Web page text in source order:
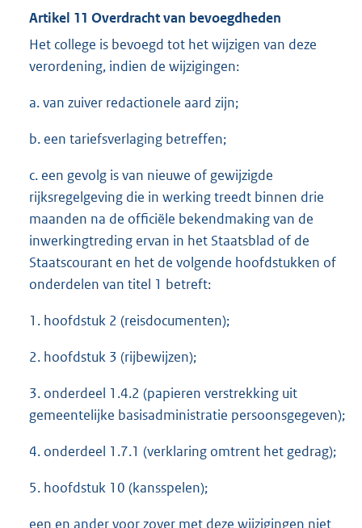
Artikel 11 Overdracht van bevoegdheden
Het college is bevoegd tot het wijzigen van deze
verordening, indien de wijzigingen:
a. van zuiver redactionele aard zijn;
b. een tariefsverlaging betreffen;
c. een gevolg is van nieuwe of gewijzigde
rijksregelgeving die in werking treedt binnen drie
maanden na de officiële bekendmaking van de
inwerkingtreding ervan in het Staatsblad of de
Staatscourant en het de volgende hoofdstukken of
onderdelen van titel 1 betreft:
1. hoofdstuk 2 (reisdocumenten);
2. hoofdstuk 3 (rijbewijzen);
3. onderdeel 1.4.2 (papieren verstrekking uit
gemeentelijke basisadministratie persoonsgegeven);
4. onderdeel 1.7.1 (verklaring omtrent het gedrag);
5. hoofdstuk 10 (kansspelen);
een en ander voor zover met deze wijzigingen niet